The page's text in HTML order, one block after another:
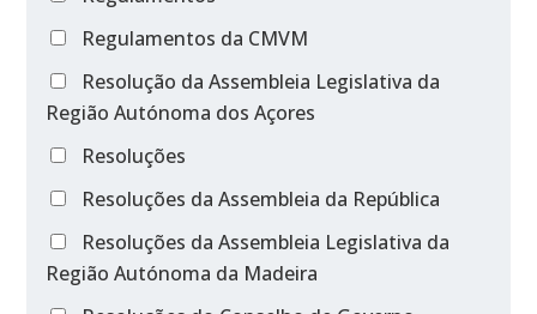
Regulamentos da CMVM
Resolução da Assembleia Legislativa da
Região Autónoma dos Açores
Resoluções
Resoluções da Assembleia da República
Resoluções da Assembleia Legislativa da
Região Autónoma da Madeira